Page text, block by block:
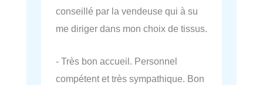
conseillé par la vendeuse qui à su
me diriger dans mon choix de tissus.
- Très bon accueil. Personnel
compétent et très sympathique. Bon